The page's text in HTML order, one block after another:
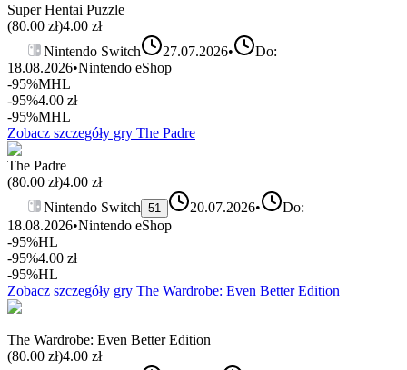
Super Hentai Puzzle
(80.00 zł)4.00 zł
Nintendo Switch
27.07.2026•
Do:
18.08.2026•Nintendo eShop
-95%MHL
-95%4.00 zł
-95%MHL
Zobacz szczegóły gry The Padre
The Padre
(80.00 zł)4.00 zł
Nintendo Switch 51 20.07.2026•
Do:
18.08.2026•Nintendo eShop
-95%HL
-95%4.00 zł
-95%HL
Zobacz szczegóły gry The Wardrobe: Even Better Edition
The Wardrobe: Even Better Edition
(80.00 zł)4.00 zł